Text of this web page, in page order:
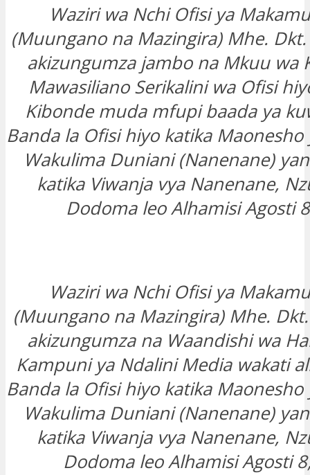
Waziri wa Nchi Ofisi ya
(Muungano na Mazingira) Mhe.
akizungumza jambo na Mkuu wa
Mawasiliano Serikalini wa Ofisi
Kibonde muda mfupi baada ya
Banda la Ofisi hiyo katika Maonesho
Wakulima Duniani (Nanenane)
katika Viwanja vya Nanenane,
Dodoma leo Alhamisi Agosti
Waziri wa Nchi Ofisi ya
(Muungano na Mazingira) Mhe.
akizungumza na Waandishi wa
Kampuni ya Ndalini Media wakati
Banda la Ofisi hiyo katika Maonesho
Wakulima Duniani (Nanenane)
katika Viwanja vya Nanenane,
Dodoma leo Alhamisi Agosti